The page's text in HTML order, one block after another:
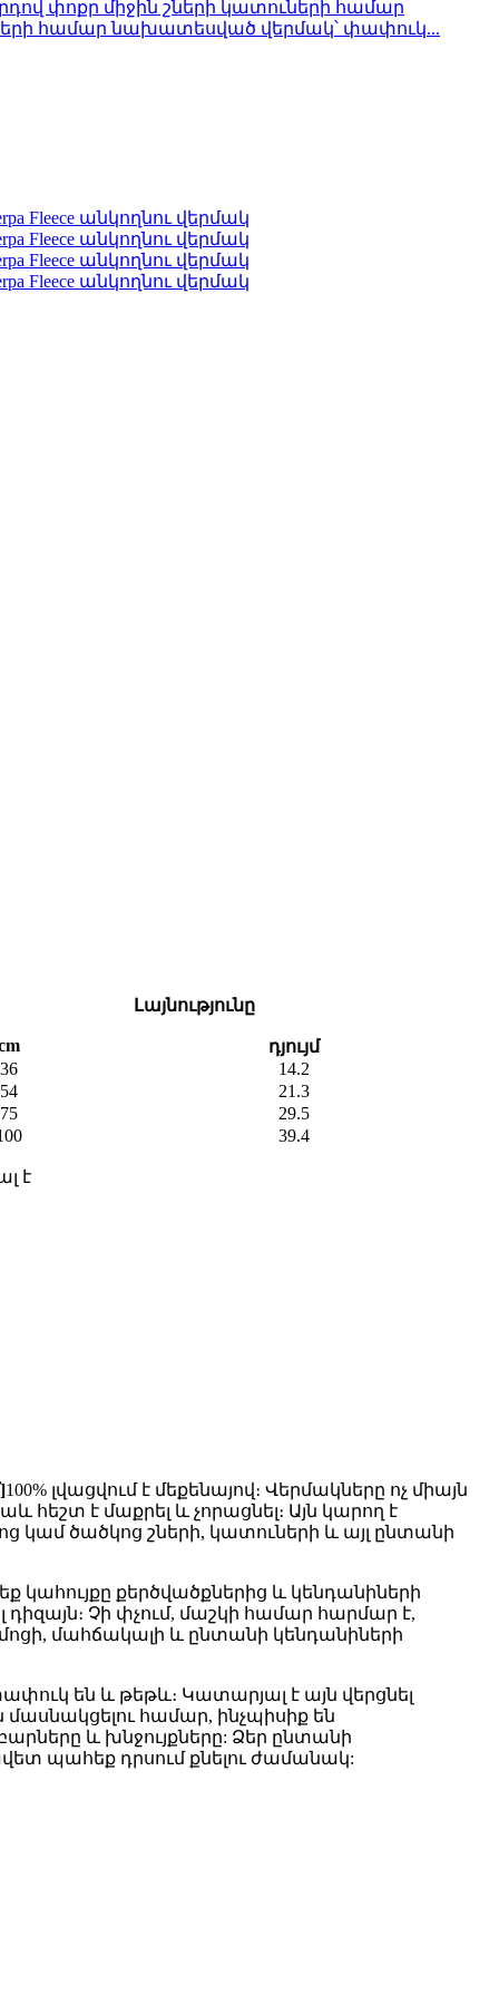
համար նախատեսված վերմակ՝ փափուկ...
Լայնությունը
դյույմ
36
14.2
54
21.3
75
29.5
39.4
է
100% լվացվում է մեքենայով։ Վերմակները ոչ միայն
հեշտ է մաքրել և չորացնել։ Այն կարող է
կամ ծածկոց շների, կատուների և այլ ընտանի
կահույքը քերծվածքներից և կենդանիների
Չի փչում, մաշկի համար հարմար է,
մահճակալի և ընտանի կենդանիների
են և թեթև։ Կատարյալ է այն վերցնել
մասնակցելու համար, ինչպիսիք են
և խնջույքները: Ձեր ընտանի
պահեք դրսում քնելու ժամանակ: